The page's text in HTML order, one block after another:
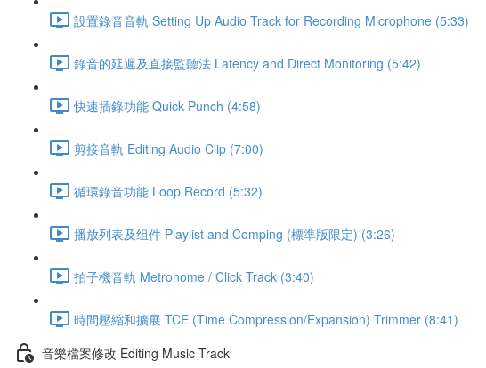
設置錄音音軌 Setting Up Audio Track for Recording Microphone (5:33)
錄音的延遲及直接監聽法 Latency and Direct Monitoring (5:42)
快速插錄功能 Quick Punch (4:58)
剪接音軌 Editing Audio Clip (7:00)
循環錄音功能 Loop Record (5:32)
播放列表及组件 Playlist and Comping (標準版限定) (3:26)
拍子機音軌 Metronome / Click Track (3:40)
時間壓縮和擴展 TCE (Time Compression/Expansion) Trimmer (8:41)
音樂檔案修改 Editing Music Track